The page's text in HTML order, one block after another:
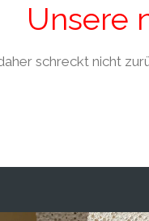
Unsere
schreckt nicht